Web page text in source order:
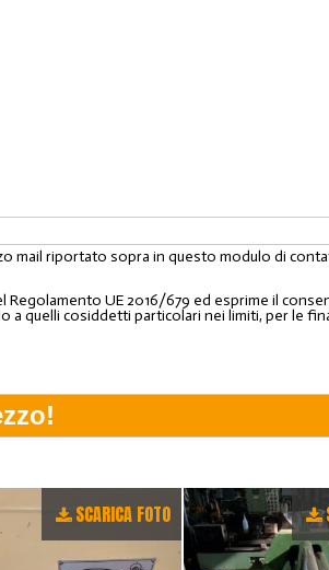
mail riportato sopra in questo modulo di
UE 2016/679 ed esprime il
quelli cosiddetti particolari nei limiti, per le
SCARICA FOTO